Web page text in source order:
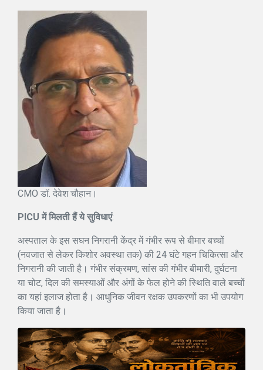
CMO डॉ. देवेश चौहान।
PlCU में मिलती हैं ये सुविधाएं:
अस्पताल के इस सघन निगरानी केंद्र में गंभीर रूप से बीमार बच्चों
(नवजात से लेकर किशोर अवस्था तक) की 24 घंटे गहन चिकित्सा और
निगरानी की जाती है। गंभीर संक्रमण, सांस की गंभीर बीमारी, दुर्घटना
या चोट, दिल की समस्याओं और अंगों के फेल होने की स्थिति वाले बच्चों
का यहां इलाज होता है। आधुनिक जीवन रक्षक उपकरणों का भी उपयोग
किया जाता है।